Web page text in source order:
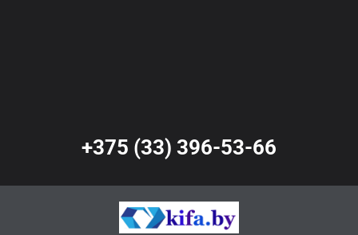
+375 (33) 396-53-66